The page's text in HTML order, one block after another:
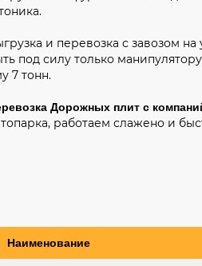
и перевозка с завозом
под силу только
7 тонн.
Дорожных плит с
работаем слажено и
Наименование